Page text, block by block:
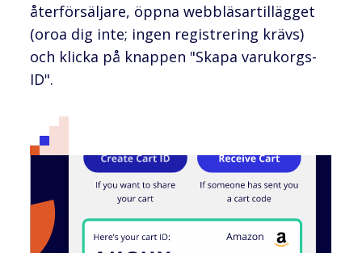
återförsäljare, öppna webbläsartillägget
(oroa dig inte; ingen registrering krävs)
och klicka på knappen "Skapa varukorgs-
ID".